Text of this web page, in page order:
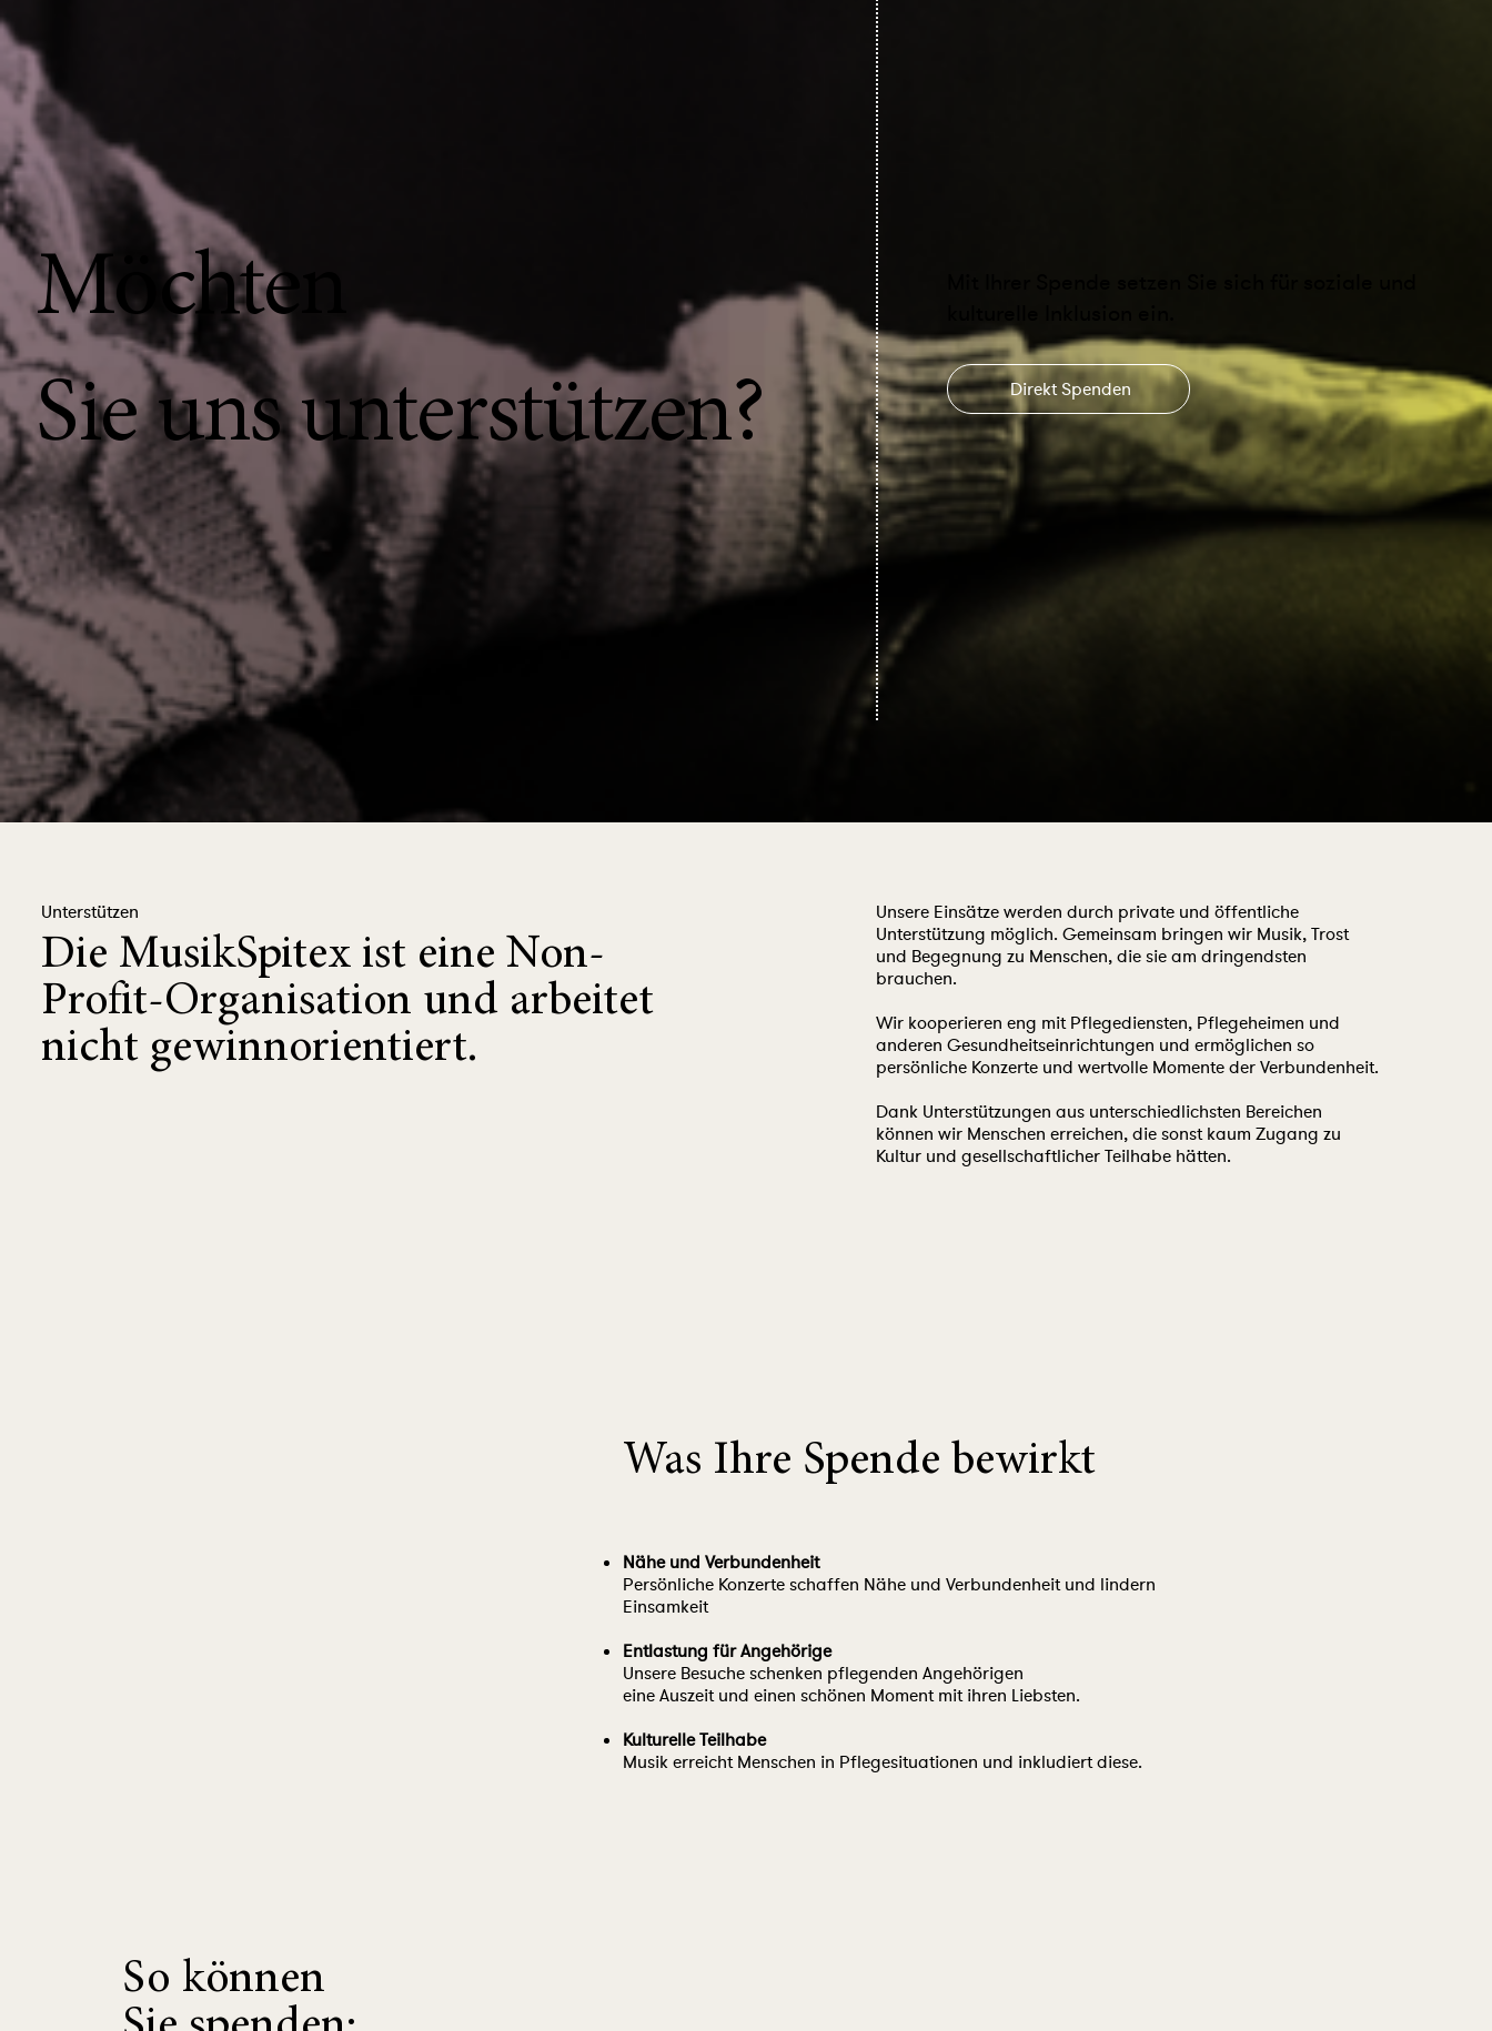
Möchten
Sie uns unterstützen?
Direkt Spenden
Unterstützen
Die MusikSpitex ist eine Non-
Profit-Organisation und arbeitet
nicht gewinnorientiert.
Unsere Einsätze werden durch private und öffentliche
Unterstützung möglich. Gemeinsam bringen wir Musik, Trost
und Begegnung zu Menschen, die sie am dringendsten
brauchen.
Wir kooperieren eng mit Pflegediensten, Pflegeheimen und
anderen Gesundheitseinrichtungen und ermöglichen so
persönliche Konzerte und wertvolle Momente der Verbundenheit.
Dank Unterstützungen aus unterschiedlichsten Bereichen
können wir Menschen erreichen, die sonst kaum Zugang zu
Kultur und gesellschaftlicher Teilhabe hätten.
Was Ihre Spende bewirkt
Nähe und Verbundenheit
Persönliche Konzerte schaffen Nähe und Verbundenheit und lindern
Einsamkeit
Entlastung für Angehörige
Unsere Besuche schenken pflegenden Angehörigen
eine Auszeit und einen schönen Moment mit ihren Liebsten.
Kulturelle Teilhabe
Musik erreicht Menschen in Pflegesituationen und inkludiert diese.
So können